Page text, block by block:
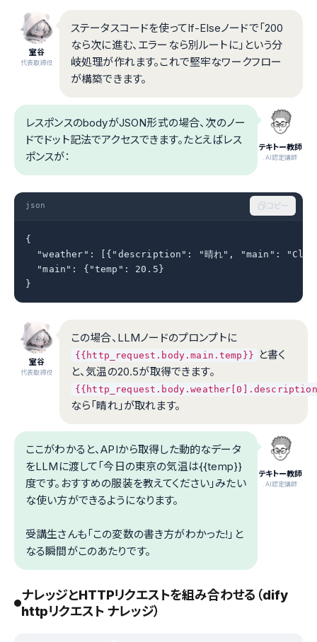
室谷
代表取締役
ステータスコードを使ってIf-Elseノードで「200
なら次に進む、エラーなら別ルートに」という分
岐処理が作れます。これで堅牢なワークフロー
が構築できます。
テキトー教師
.AI認定講師
レスポンスのbodyがJSON形式の場合、次のノー
ドでドット記法でアクセスできます。たとえばレス
ポンスが：
json コピー
{
"weather": [{"description": "晴れ", "main":
  "main": {"temp": 20.5}
}
室谷
代表取締役
この場合、LLMノードのプロンプトに
{{http_request.body.main.temp}}
と書く
と、気温の20.5が取得できます。
なら「晴れ」が取れます。
テキトー教師
.AI認定講師
ここがわかると、APIから取得した動的なデータ
をLLMに渡して「今日の東京の気温は{{temp}}
度です。おすすめの服装を教えてください」みたい
な使い方ができるようになります。
受講生さんも「この変数の書き方がわかった!」と
なる瞬間がこのあたりです。
ナレッジとHTTPリクエストを組み合わせる（dify
httpリクエスト ナレッジ）